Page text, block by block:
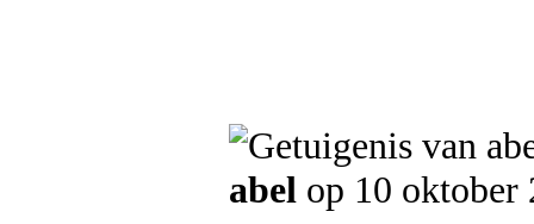
abel op 10 oktober